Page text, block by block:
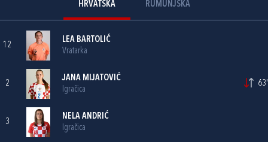
HRVATSKA RUMUNJSKA
12
LEA BARTOLIĆ
Vratarka
2
JANA MIJATOVIĆ
Igračica
63'
3
NELA ANDRIĆ
Igračica